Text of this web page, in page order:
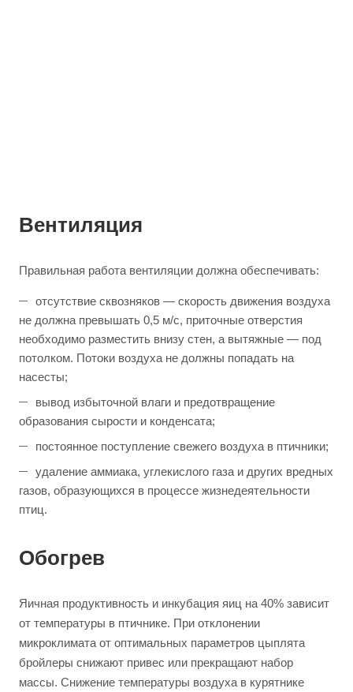
Вентиляция
Правильная работа вентиляции должна обеспечивать:
отсутствие сквозняков — скорость движения воздуха
не должна превышать 0,5 м/с, приточные отверстия
необходимо разместить внизу стен, а вытяжные — под
потолком. Потоки воздуха не должны попадать на
насесты;
вывод избыточной влаги и предотвращение
образования сырости и конденсата;
постоянное поступление свежего воздуха в птичники;
удаление аммиака, углекислого газа и других вредных
газов, образующихся в процессе жизнедеятельности
птиц.
Обогрев
Яичная продуктивность и инкубация яиц на 40% зависит
от температуры в птичнике. При отклонении
микроклимата от оптимальных параметров цыплята
бройлеры снижают привес или прекращают набор
массы. Снижение температуры воздуха в курятнике